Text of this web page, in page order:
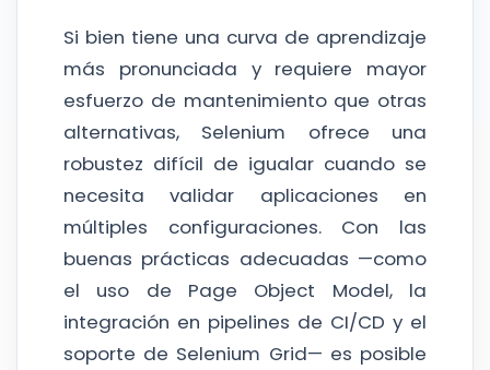
Si bien tiene una curva de aprendizaje
más pronunciada y requiere mayor
esfuerzo de mantenimiento que otras
alternativas, Selenium ofrece una
robustez difícil de igualar cuando se
necesita validar aplicaciones en
múltiples configuraciones. Con las
buenas prácticas adecuadas —como
el uso de Page Object Model, la
integración en pipelines de CI/CD y el
soporte de Selenium Grid— es posible